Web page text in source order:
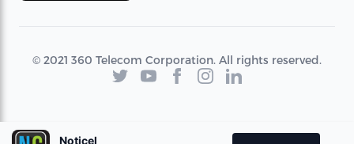
© 2021 360 Telecom Corporation. All rights reserved.
Noticel